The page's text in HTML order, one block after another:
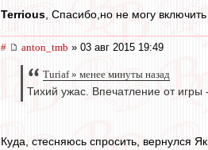
Terrious , Спасибо,но не могу
# anton_tmb » 03 авг 2015 19:49
Turiaf » менее минуты назад
Тихий ужас. Впечатление от игры
Куда, стесняюсь спросить, вернулся